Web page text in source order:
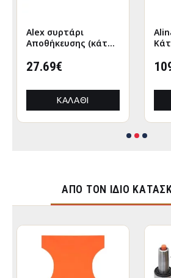
Alex συρτάρι
Αποθήκευσης (κάτω
120x63εκ Λευκό-
27.69€
ΚΑΛΆΘΙ
Alina
ΑΠΌ ΤΟΝ ΊΔΙΟ